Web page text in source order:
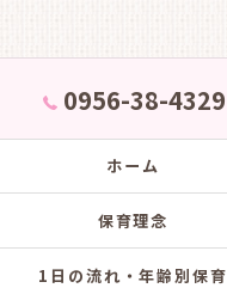
0956-38-4329
ホーム
保育理念
1日の流れ・年齢別保育